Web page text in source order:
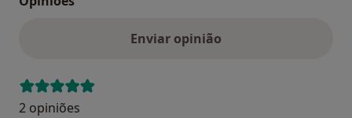
Enviar opinião
2 opiniões